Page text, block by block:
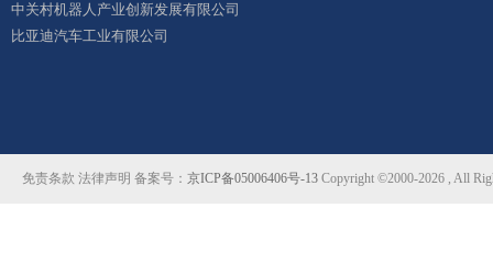
中关村机器人产业创新发展有限公司
比亚迪汽车工业有限公司
免责条款 法律声明 备案号： 京ICP备05006406号-13 Copyright ©2000-2026 , All